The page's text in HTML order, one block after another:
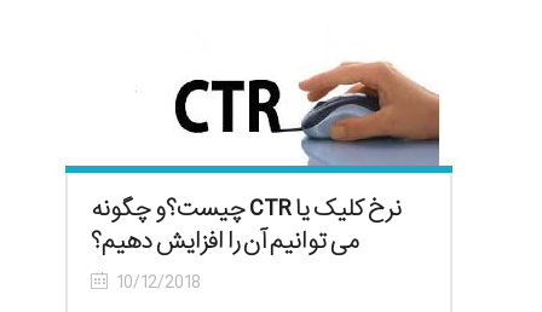
نرخ کلیک یا CTR چیست؟و چگونه
می توانیم آن را افزایش دهیم؟
10/12/2018